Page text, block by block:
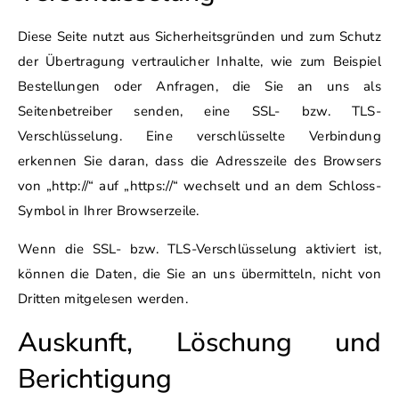
Diese Seite nutzt aus Sicherheitsgründen und zum Schutz
der Übertragung vertraulicher Inhalte, wie zum Beispiel
Bestellungen oder Anfragen, die Sie an uns als
Seitenbetreiber senden, eine SSL- bzw. TLS-
Verschlüsselung. Eine verschlüsselte Verbindung
erkennen Sie daran, dass die Adresszeile des Browsers
von „http://“ auf „https://“ wechselt und an dem Schloss-
Symbol in Ihrer Browserzeile.
Wenn die SSL- bzw. TLS-Verschlüsselung aktiviert ist,
können die Daten, die Sie an uns übermitteln, nicht von
Dritten mitgelesen werden.
Auskunft, Löschung und
Berichtigung